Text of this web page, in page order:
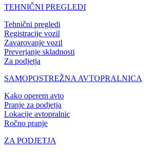
TEHNIČNI PREGLEDI
Tehnični pregledi
Registracije vozil
Zavarovanje vozil
Preverjanje skladnosti
Za podjetja
SAMOPOSTREŽNA AVTOPRALNICA
Kako operem avto
Pranje za podjetja
Lokacije avtopralnic
Ročno pranje
ZA PODJETJA